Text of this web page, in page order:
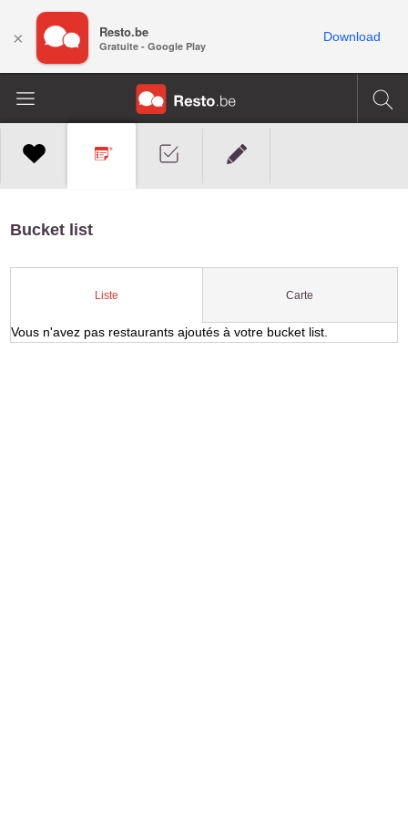
Bucket list
Liste Carte
Vous n'avez pas restaurants ajoutés à votre bucket list.
× Resto.be
Gratuite - Google Play
Download